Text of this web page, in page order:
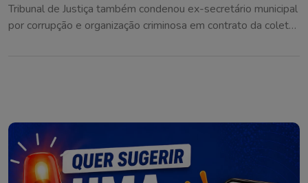
Tribunal de Justiça também condenou ex-secretário municipal
por corrupção e organização criminosa em contrato da coleta